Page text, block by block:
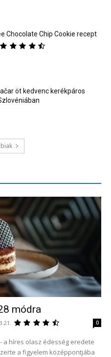
Chocolate Chip Cookie recept
öt kedvenc kerékpáros
módra
0
a híres olasz édesség eredete